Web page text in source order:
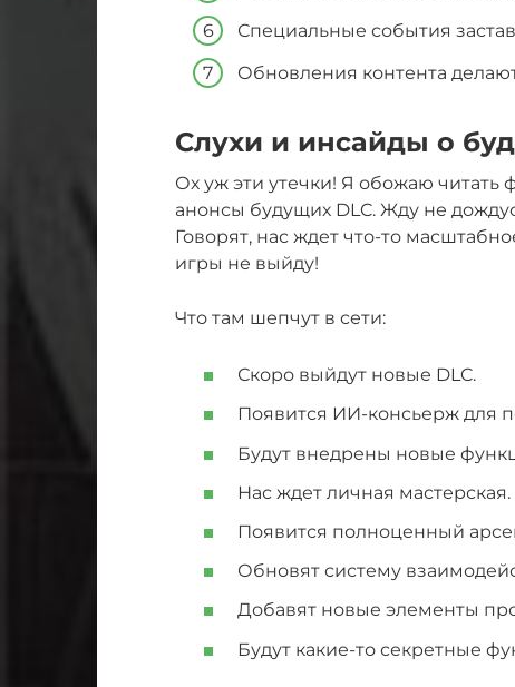
Специальные события
Обновления контента
Слухи и инсайды о
Ох уж эти утечки! Я обожаю читать
анонсы будущих DLC. Жду не
Говорят, нас ждет что-то
игры не выйду!
Что там шепчут в сети:
Скоро выйдут новые DLC.
Появится ИИ-консьерж для
Будут внедрены новые
Нас ждет личная мастерская.
Появится полноценный
Обновят систему
Добавят новые элементы
Будут какие-то секретные